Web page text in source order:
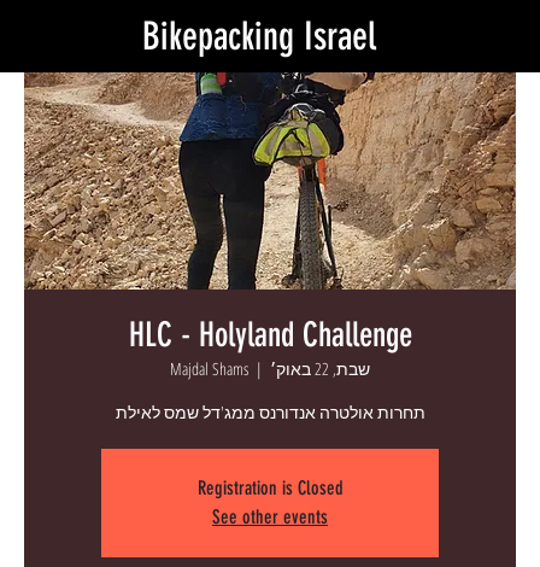
Bikepacking Israel
HLC - Holyland Challenge
שבת, 22 באוק׳
  |
Majdal Shams
תחרות אולטרה אנדורנס ממג'דל שמס לאילת
Registration is Closed
See other events